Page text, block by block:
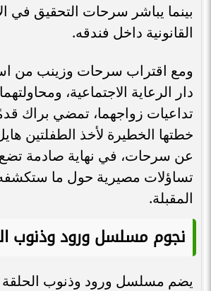
بينما يباشر سرحات التحقيق في
القانونية داخل فندقه.
ومع اقتراب سرحات وزينب من
دار الرعاية الاجتماعية،
تداعيات زواجهما، تمضي براك
خطتها الخطيرة لأخذ الطفلتين
عن سرحات، في نهاية صادمة تضع
تساؤلات مصيرية حول ما
المقبلة.
نجوم مسلسل ورود وذنوب